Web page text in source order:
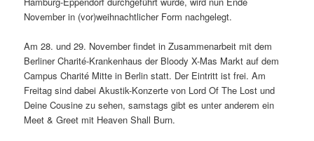
November in (vor)weihnachtlicher Form nachgelegt.
Am 28. und 29. November findet in Zusammenarbeit mit dem
Berliner Charité-Krankenhaus der Bloody X-Mas Markt auf dem
Campus Charité Mitte in Berlin statt. Der Eintritt ist frei. Am
Freitag sind dabei Akustik-Konzerte von Lord Of The Lost und
Deine Cousine zu sehen, samstags gibt es unter anderem ein
Meet & Greet mit Heaven Shall Burn.